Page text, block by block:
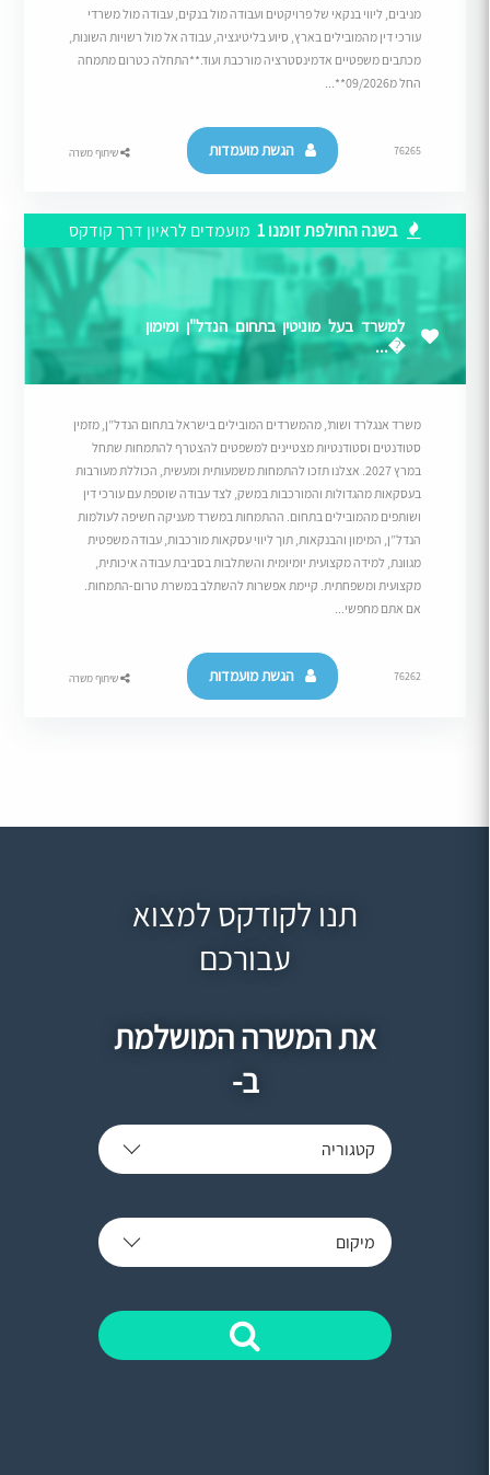
מניבים, ליווי בנקאי של פרויקטים ועבודה מול בנקים, עבודה מול משרדי
עורכי דין מהמובילים בארץ, סיוע בליטיגציה, עבודה אל מול רשויות השונות,
מכתבים משפטיים אדמינסטרציה מורכבת ועוד.**התחלה כטרום מתמחה
החל מ09/2026**...
76265 הגשת מועמדות שיתוף משרה
בשנה החולפת זומנו 1 מועמדים לראיון דרך קודקס
למשרד בעל מוניטין בתחום הנדל"ן ומימון
�...
משרד אנגלרד ושות’, מהמשרדים המובילים בישראל בתחום הנדל”ן, מזמין
סטודנטים וסטודנטיות מצטיינים למשפטים להצטרף להתמחות שתחל
במרץ 2027. אצלנו תזכו להתמחות משמעותית ומעשית, הכוללת מעורבות
בעסקאות מהגדולות והמורכבות במשק, לצד עבודה שוטפת עם עורכי דין
ושותפים מהמובילים בתחום. ההתמחות במשרד מעניקה חשיפה לעולמות
הנדל”ן, המימון והבנקאות, תוך ליווי עסקאות מורכבות, עבודה משפטית
מגוונת, למידה מקצועית יומיומית והשתלבות בסביבת עבודה איכותית,
מקצועית ומשפחתית. קיימת אפשרות להשתלב במשרת טרום-התמחות.
אם אתם מחפשי...
76262 הגשת מועמדות שיתוף משרה
תנו לקודקס למצוא
עבורכם
את המשרה המושלמת
ב-
קטגוריה
מיקום